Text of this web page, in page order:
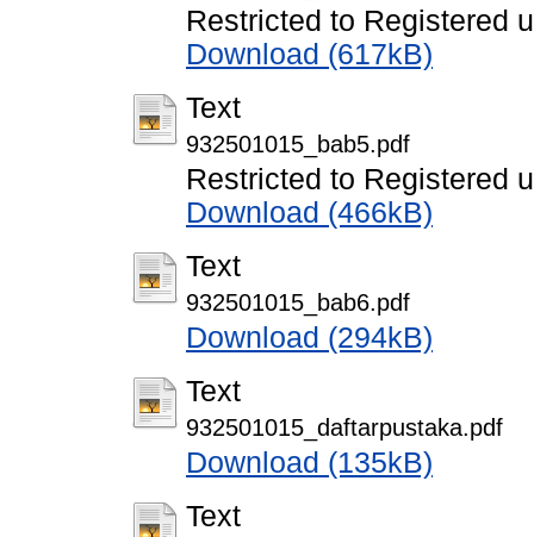
Restricted to Registered
Download (617kB)
Text
932501015_bab5.pdf
Restricted to Registered
Download (466kB)
Text
932501015_bab6.pdf
Download (294kB)
Text
932501015_daftarpustaka.pdf
Download (135kB)
Text